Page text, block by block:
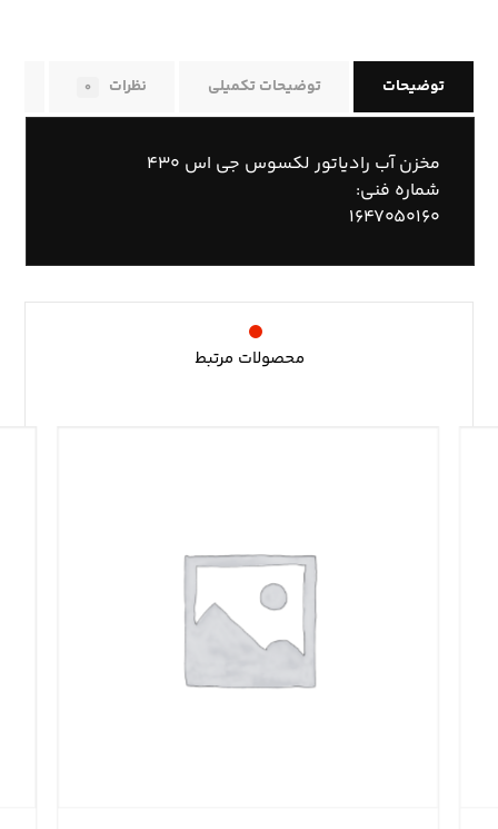
توضیحات توضیحات تکمیلی نظرات ۰
مخزن آب رادیاتور لکسوس جی اس ۴۳۰
شماره فنی:
۱۶۴۷۰۵۰۱۶۰
محصولات مرتبط